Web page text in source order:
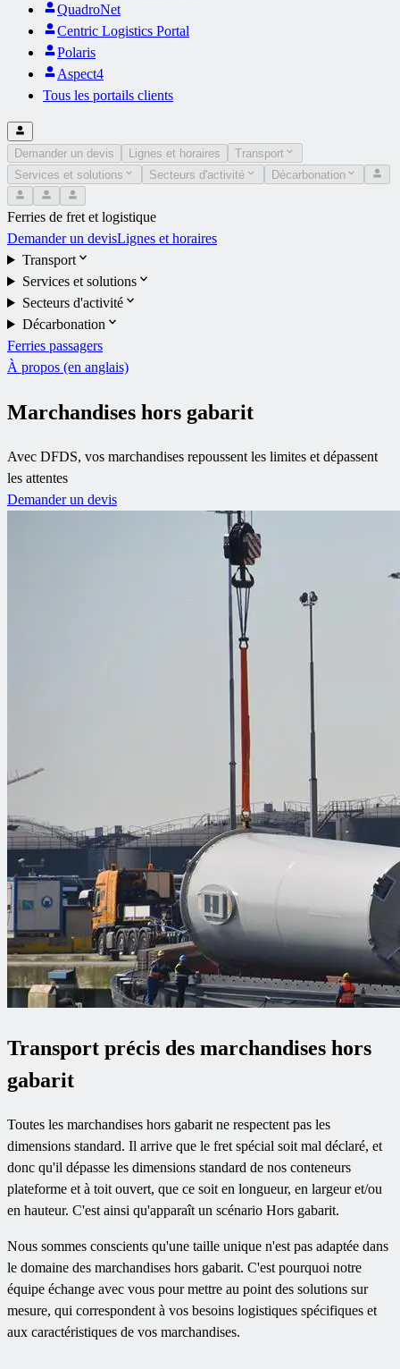
QuadroNet
Centric Logistics Portal
Polaris
Aspect4
Tous les portails clients
Demander un devis Lignes et horaires
Transport
Services et solutions
Secteurs d'activité Décarbonation
Ferries de fret et logistique
Demander un devisLignes et horaires
Transport
Services et solutions
Secteurs d'activité
Décarbonation
Ferries passagers
À propos (en anglais)
Marchandises hors gabarit
Avec DFDS, vos marchandises repoussent les limites et dépassent
les attentes
Demander un devis
Transport précis des marchandises hors
gabarit
Toutes les marchandises hors gabarit ne respectent pas les
dimensions standard. Il arrive que le fret spécial soit mal déclaré, et
donc qu'il dépasse les dimensions standard de nos conteneurs
plateforme et à toit ouvert, que ce soit en longueur, en largeur et/ou
en hauteur. C'est ainsi qu'apparaît un scénario Hors gabarit.
Nous sommes conscients qu'une taille unique n'est pas adaptée dans
le domaine des marchandises hors gabarit. C'est pourquoi notre
équipe échange avec vous pour mettre au point des solutions sur
mesure, qui correspondent à vos besoins logistiques spécifiques et
aux caractéristiques de vos marchandises.